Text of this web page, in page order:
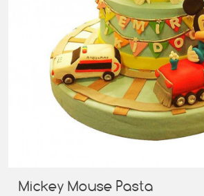
Mickey Mouse Pasta